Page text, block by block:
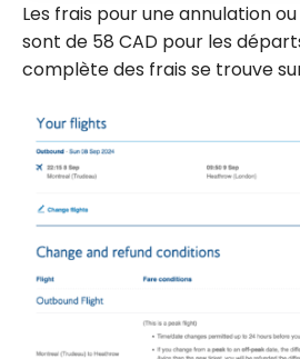
Les frais pour une annulation
sont de 58 CAD pour les
complète des frais se trouve